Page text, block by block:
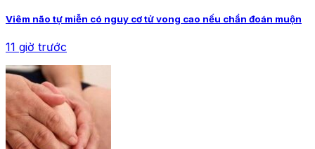
Viêm não tự miễn có nguy cơ tử vong cao nếu chẩn đoán muộn
11 giờ trước